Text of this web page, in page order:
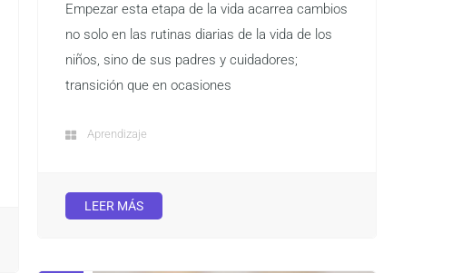
Empezar esta etapa de la vida acarrea cambios
no solo en las rutinas diarias de la vida de los
niños, sino de sus padres y cuidadores;
transición que en ocasiones
Aprendizaje
LEER MÁS